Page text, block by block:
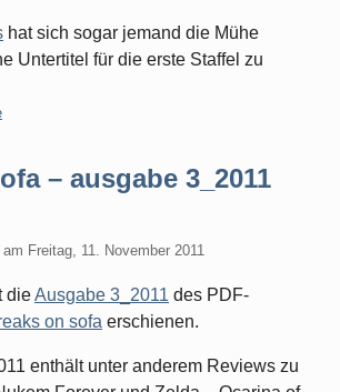
hat sich sogar jemand die Mühe
Untertitel für die erste Staffel zu
– ausgabe 3_2011
am Freitag, 11. November 2011
dieAusgabe 3_2011 des PDF-
on sofa erschienen.
enthält unter anderem Reviews zu